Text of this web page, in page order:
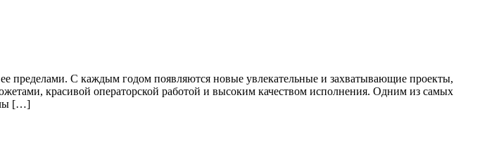
пределами. С каждым годом появляются новые увлекательные и захватывающие проекты,
красивой операторской работой и высоким качеством исполнения. Одним из самых
[…]